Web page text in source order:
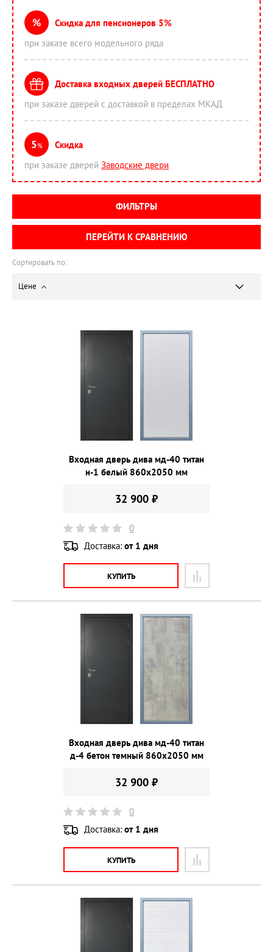
Сортировать по:
Цене
Входная дверь дива мд-40 титан
н-1 белый 860х2050 мм
32 900 ₽
0
Доставка: от 1 дня
КУПИТЬ
Входная дверь дива мд-40 титан
д-4 бетон темный 860х2050 мм
32 900 ₽
0
Доставка: от 1 дня
КУПИТЬ
%
Скидка для пенсионеров 5%
при заказе всего модельного ряда
Доставка входных дверей БЕСПЛАТНО
при заказе дверей с доставкой в пределах МКАД
5%
Скидка
при заказе дверей Заводские двери
ФИЛЬТРЫ
ПЕРЕЙТИ К СРАВНЕНИЮ